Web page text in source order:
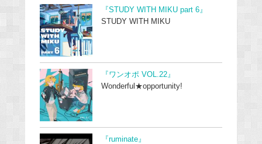
『STUDY WITH MIKU part 6』
STUDY WITH MIKU
『ワンオポ VOL.22』
Wonderful★opportunity!
『ruminate』